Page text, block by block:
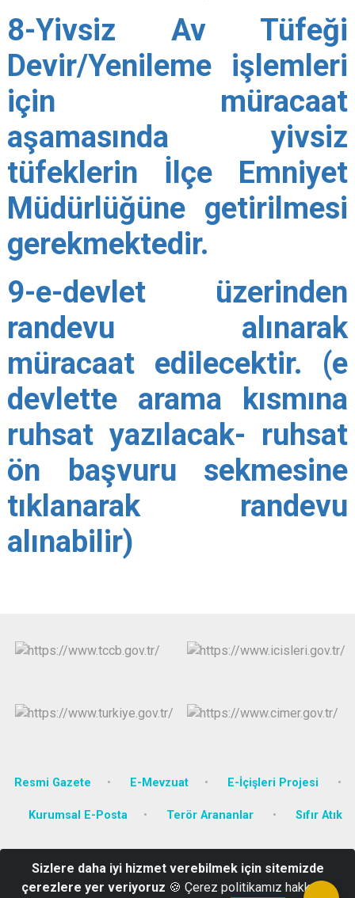
8-Yivsiz Av Tüfeği
Devir/Yenileme işlemleri
için müracaat
aşamasında yivsiz
tüfeklerin İlçe Emniyet
Müdürlüğüne getirilmesi
gerekmektedir.
9-e-devlet üzerinden
randevu alınarak
müracaat edilecektir. (e
devlette arama kısmına
ruhsat yazılacak- ruhsat
ön başvuru sekmesine
tıklanarak randevu
alınabilir)
Resmi Gazete E-Mevzuat E-İçişleri Projesi
Kurumsal E-Posta Terör Arananlar Sıfır Atık
Adapazarı/SAKARYA
Sizlere daha iyi hizmet verebilmek için sitemizde
çerezlere yer veriyoruz 🍪 Çerez politikamız hakkında